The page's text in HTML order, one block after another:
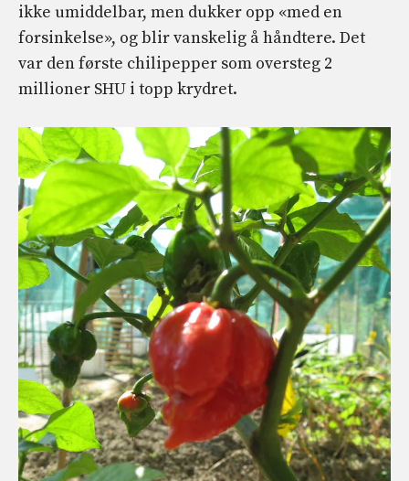
ikke umiddelbar, men dukker opp «med en
forsinkelse», og blir vanskelig å håndtere. Det
var den første chilipepper som oversteg 2
millioner SHU i topp krydret.